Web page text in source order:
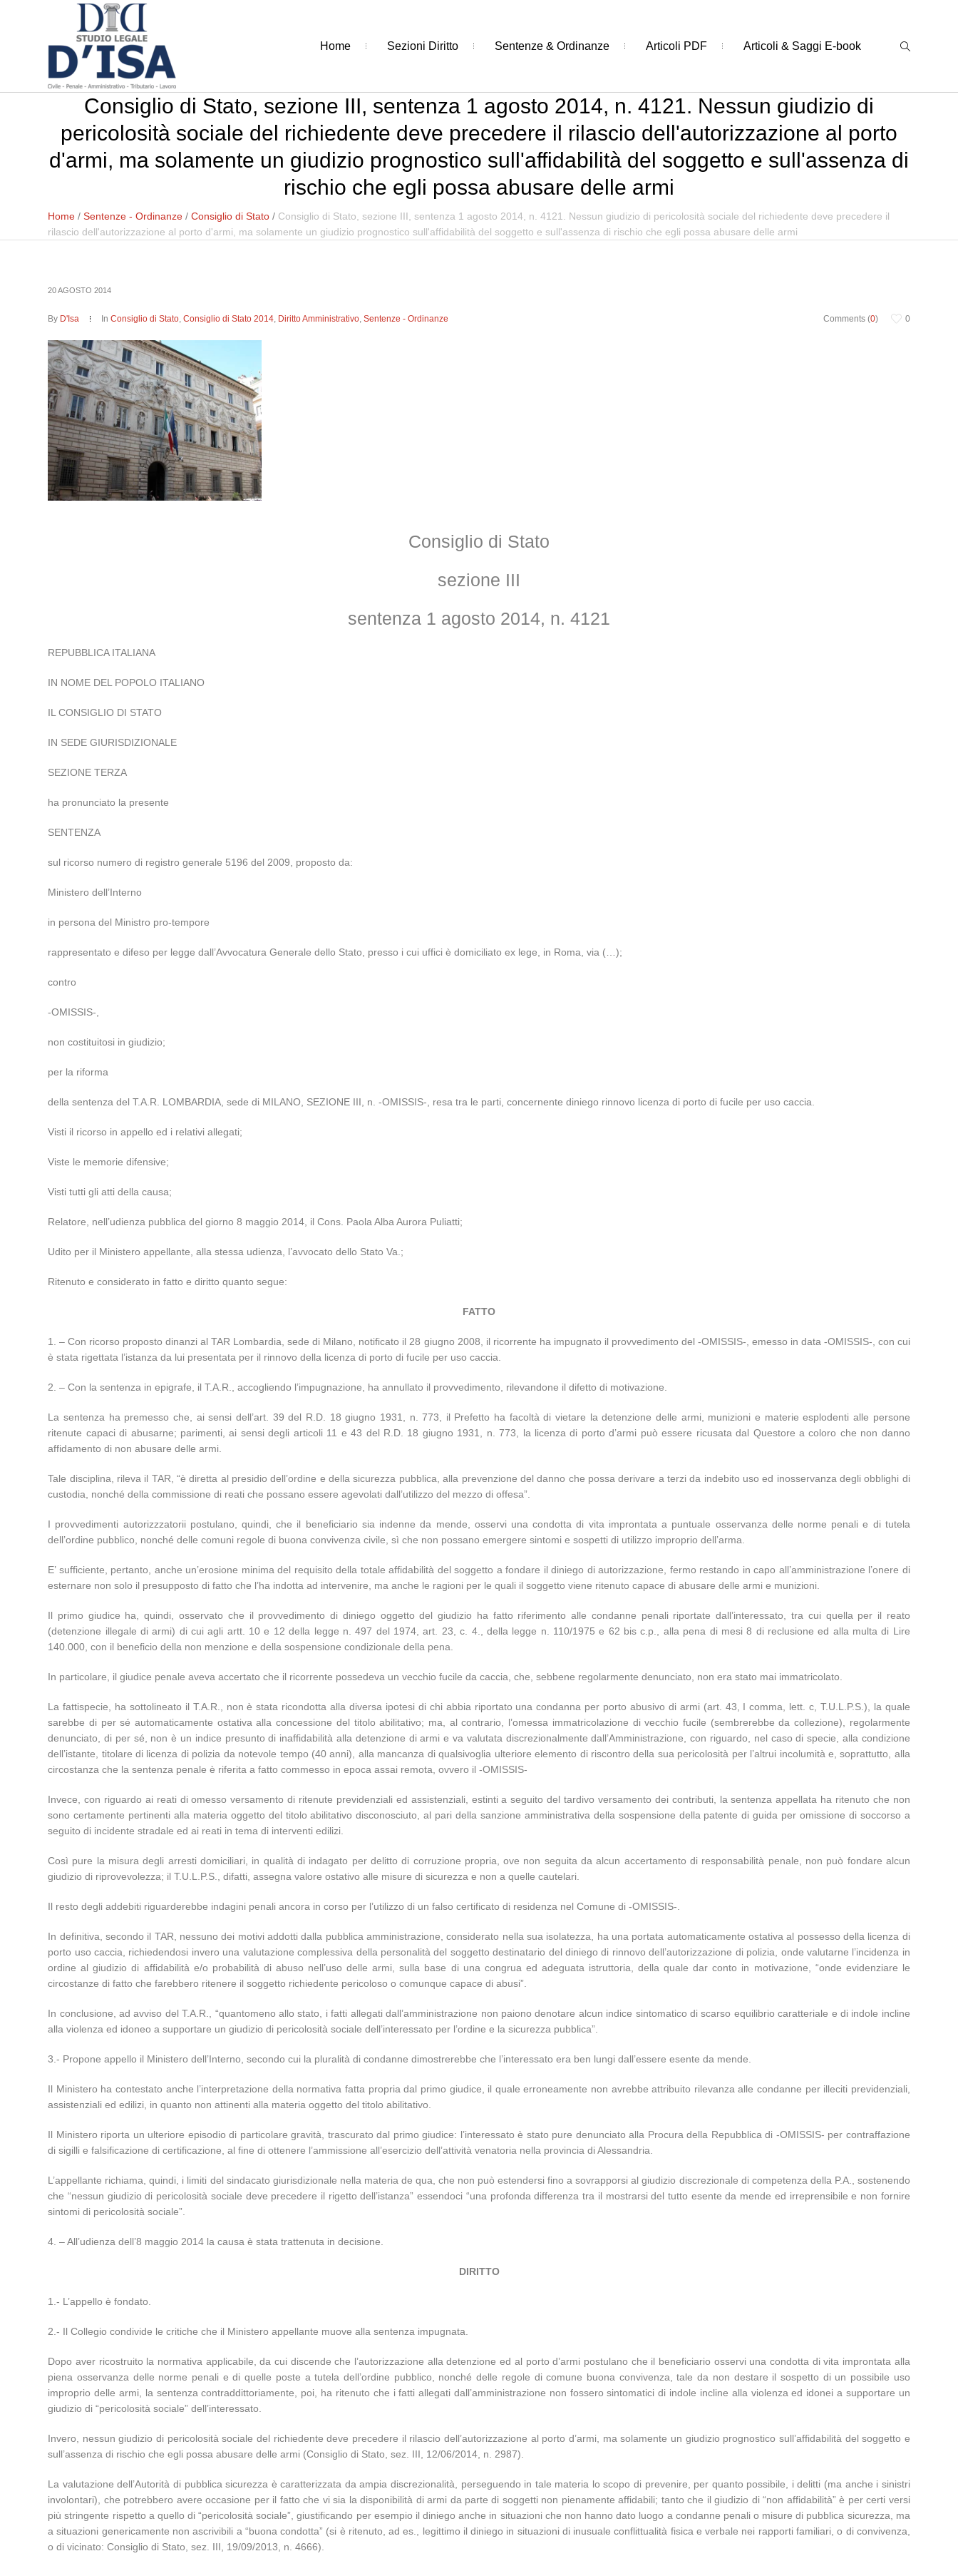
Home Sezioni Diritto Sentenze & Ordinanze Articoli PDF Articoli & Saggi E-book
Consiglio di Stato, sezione III, sentenza 1 agosto 2014, n. 4121. Nessun giudizio di
pericolosità sociale del richiedente deve precedere il rilascio dell'autorizzazione al porto
d'armi, ma solamente un giudizio prognostico sull'affidabilità del soggetto e sull'assenza di
rischio che egli possa abusare delle armi
Home /Sentenze - Ordinanze /Consiglio di Stato / Consiglio di Stato, sezione III, sentenza 1 agosto 2014, n. 4121. Nessun giudizio di pericolosità sociale del richiedente deve precedere il
rilascio dell'autorizzazione al porto d'armi, ma solamente un giudizio prognostico sull'affidabilità del soggetto e sull'assenza di rischio che egli possa abusare delle armi
20 AGOSTO 2014
Comments (0) 0
By D'Isa InConsiglio di Stato,Consiglio di Stato 2014, Diritto Amministrativo,Sentenze - Ordinanze
Consiglio di Stato
sezione III
sentenza 1 agosto 2014, n. 4121
REPUBBLICA ITALIANA
IN NOME DEL POPOLO ITALIANO
IL CONSIGLIO DI STATO
IN SEDE GIURISDIZIONALE
SEZIONE TERZA
ha pronunciato la presente
SENTENZA
sul ricorso numero di registro generale 5196 del 2009, proposto da:
Ministero dell’Interno
in persona del Ministro pro-tempore
rappresentato e difeso per legge dall’Avvocatura Generale dello Stato, presso i cui uffici è domiciliato ex lege, in Roma, via (…);
contro
-OMISSIS-,
non costituitosi in giudizio;
per la riforma
della sentenza del T.A.R. LOMBARDIA, sede di MILANO, SEZIONE III, n. -OMISSIS-, resa tra le parti, concernente diniego rinnovo licenza di porto di fucile per uso caccia.
Visti il ricorso in appello ed i relativi allegati;
Viste le memorie difensive;
Visti tutti gli atti della causa;
Relatore, nell’udienza pubblica del giorno 8 maggio 2014, il Cons. Paola Alba Aurora Puliatti;
Udito per il Ministero appellante, alla stessa udienza, l’avvocato dello Stato Va.;
Ritenuto e considerato in fatto e diritto quanto segue:
FATTO
1. – Con ricorso proposto dinanzi al TAR Lombardia, sede di Milano, notificato il 28 giugno 2008, il ricorrente ha impugnato il provvedimento del -OMISSIS-, emesso in data -OMISSIS-, con cui
è stata rigettata l’istanza da lui presentata per il rinnovo della licenza di porto di fucile per uso caccia.
2. – Con la sentenza in epigrafe, il T.A.R., accogliendo l’impugnazione, ha annullato il provvedimento, rilevandone il difetto di motivazione.
La sentenza ha premesso che, ai sensi dell’art. 39 del R.D. 18 giugno 1931, n. 773, il Prefetto ha facoltà di vietare la detenzione delle armi, munizioni e materie esplodenti alle persone
ritenute capaci di abusarne; parimenti, ai sensi degli articoli 11 e 43 del R.D. 18 giugno 1931, n. 773, la licenza di porto d’armi può essere ricusata dal Questore a coloro che non danno
affidamento di non abusare delle armi.
Tale disciplina, rileva il TAR, “è diretta al presidio dell’ordine e della sicurezza pubblica, alla prevenzione del danno che possa derivare a terzi da indebito uso ed inosservanza degli obblighi di
custodia, nonché della commissione di reati che possano essere agevolati dall’utilizzo del mezzo di offesa”.
I provvedimenti autorizzzatorii postulano, quindi, che il beneficiario sia indenne da mende, osservi una condotta di vita improntata a puntuale osservanza delle norme penali e di tutela
dell’ordine pubblico, nonché delle comuni regole di buona convivenza civile, sì che non possano emergere sintomi e sospetti di utilizzo improprio dell’arma.
E’ sufficiente, pertanto, anche un’erosione minima del requisito della totale affidabilità del soggetto a fondare il diniego di autorizzazione, fermo restando in capo all’amministrazione l’onere di
esternare non solo il presupposto di fatto che l’ha indotta ad intervenire, ma anche le ragioni per le quali il soggetto viene ritenuto capace di abusare delle armi e munizioni.
Il primo giudice ha, quindi, osservato che il provvedimento di diniego oggetto del giudizio ha fatto riferimento alle condanne penali riportate dall’interessato, tra cui quella per il reato
(detenzione illegale di armi) di cui agli artt. 10 e 12 della legge n. 497 del 1974, art. 23, c. 4., della legge n. 110/1975 e 62 bis c.p., alla pena di mesi 8 di reclusione ed alla multa di Lire
140.000, con il beneficio della non menzione e della sospensione condizionale della pena.
In particolare, il giudice penale aveva accertato che il ricorrente possedeva un vecchio fucile da caccia, che, sebbene regolarmente denunciato, non era stato mai immatricolato.
La fattispecie, ha sottolineato il T.A.R., non è stata ricondotta alla diversa ipotesi di chi abbia riportato una condanna per porto abusivo di armi (art. 43, I comma, lett. c, T.U.L.P.S.), la quale
sarebbe di per sé automaticamente ostativa alla concessione del titolo abilitativo; ma, al contrario, l’omessa immatricolazione di vecchio fucile (sembrerebbe da collezione), regolarmente
denunciato, di per sé, non è un indice presunto di inaffidabilità alla detenzione di armi e va valutata discrezionalmente dall’Amministrazione, con riguardo, nel caso di specie, alla condizione
dell’istante, titolare di licenza di polizia da notevole tempo (40 anni), alla mancanza di qualsivoglia ulteriore elemento di riscontro della sua pericolosità per l’altrui incolumità e, soprattutto, alla
circostanza che la sentenza penale è riferita a fatto commesso in epoca assai remota, ovvero il -OMISSIS-
Invece, con riguardo ai reati di omesso versamento di ritenute previdenziali ed assistenziali, estinti a seguito del tardivo versamento dei contributi, la sentenza appellata ha ritenuto che non
sono certamente pertinenti alla materia oggetto del titolo abilitativo disconosciuto, al pari della sanzione amministrativa della sospensione della patente di guida per omissione di soccorso a
seguito di incidente stradale ed ai reati in tema di interventi edilizi.
Così pure la misura degli arresti domiciliari, in qualità di indagato per delitto di corruzione propria, ove non seguita da alcun accertamento di responsabilità penale, non può fondare alcun
giudizio di riprovevolezza; il T.U.L.P.S., difatti, assegna valore ostativo alle misure di sicurezza e non a quelle cautelari.
Il resto degli addebiti riguarderebbe indagini penali ancora in corso per l’utilizzo di un falso certificato di residenza nel Comune di -OMISSIS-.
In definitiva, secondo il TAR, nessuno dei motivi addotti dalla pubblica amministrazione, considerato nella sua isolatezza, ha una portata automaticamente ostativa al possesso della licenza di
porto uso caccia, richiedendosi invero una valutazione complessiva della personalità del soggetto destinatario del diniego di rinnovo dell’autorizzazione di polizia, onde valutarne l’incidenza in
ordine al giudizio di affidabilità e/o probabilità di abuso nell’uso delle armi, sulla base di una congrua ed adeguata istruttoria, della quale dar conto in motivazione, “onde evidenziare le
circostanze di fatto che farebbero ritenere il soggetto richiedente pericoloso o comunque capace di abusi”.
In conclusione, ad avviso del T.A.R., “quantomeno allo stato, i fatti allegati dall’amministrazione non paiono denotare alcun indice sintomatico di scarso equilibrio caratteriale e di indole incline
alla violenza ed idoneo a supportare un giudizio di pericolosità sociale dell’interessato per l’ordine e la sicurezza pubblica”.
3.- Propone appello il Ministero dell’Interno, secondo cui la pluralità di condanne dimostrerebbe che l’interessato era ben lungi dall’essere esente da mende.
Il Ministero ha contestato anche l’interpretazione della normativa fatta propria dal primo giudice, il quale erroneamente non avrebbe attribuito rilevanza alle condanne per illeciti previdenziali,
assistenziali ed edilizi, in quanto non attinenti alla materia oggetto del titolo abilitativo.
Il Ministero riporta un ulteriore episodio di particolare gravità, trascurato dal primo giudice: l’interessato è stato pure denunciato alla Procura della Repubblica di -OMISSIS- per contraffazione
di sigilli e falsificazione di certificazione, al fine di ottenere l’ammissione all’esercizio dell’attività venatoria nella provincia di Alessandria.
L’appellante richiama, quindi, i limiti del sindacato giurisdizionale nella materia de qua, che non può estendersi fino a sovrapporsi al giudizio discrezionale di competenza della P.A., sostenendo
che “nessun giudizio di pericolosità sociale deve precedere il rigetto dell’istanza” essendoci “una profonda differenza tra il mostrarsi del tutto esente da mende ed irreprensibile e non fornire
sintomi di pericolosità sociale”.
4. – All’udienza dell’8 maggio 2014 la causa è stata trattenuta in decisione.
DIRITTO
1.- L’appello è fondato.
2.- Il Collegio condivide le critiche che il Ministero appellante muove alla sentenza impugnata.
Dopo aver ricostruito la normativa applicabile, da cui discende che l’autorizzazione alla detenzione ed al porto d’armi postulano che il beneficiario osservi una condotta di vita improntata alla
piena osservanza delle norme penali e di quelle poste a tutela dell’ordine pubblico, nonché delle regole di comune buona convivenza, tale da non destare il sospetto di un possibile uso
improprio delle armi, la sentenza contraddittoriamente, poi, ha ritenuto che i fatti allegati dall’amministrazione non fossero sintomatici di indole incline alla violenza ed idonei a supportare un
giudizio di “pericolosità sociale” dell’interessato.
Invero, nessun giudizio di pericolosità sociale del richiedente deve precedere il rilascio dell’autorizzazione al porto d’armi, ma solamente un giudizio prognostico sull’affidabilità del soggetto e
sull’assenza di rischio che egli possa abusare delle armi (Consiglio di Stato, sez. III, 12/06/2014, n. 2987).
La valutazione dell’Autorità di pubblica sicurezza è caratterizzata da ampia discrezionalità, perseguendo in tale materia lo scopo di prevenire, per quanto possibile, i delitti (ma anche i sinistri
involontari), che potrebbero avere occasione per il fatto che vi sia la disponibilità di armi da parte di soggetti non pienamente affidabili; tanto che il giudizio di “non affidabilità” è per certi versi
più stringente rispetto a quello di “pericolosità sociale”, giustificando per esempio il diniego anche in situazioni che non hanno dato luogo a condanne penali o misure di pubblica sicurezza, ma
a situazioni genericamente non ascrivibili a “buona condotta” (si è ritenuto, ad es., legittimo il diniego in situazioni di inusuale conflittualità fisica e verbale nei rapporti familiari, o di convivenza,
o di vicinato: Consiglio di Stato, sez. III, 19/09/2013, n. 4666).